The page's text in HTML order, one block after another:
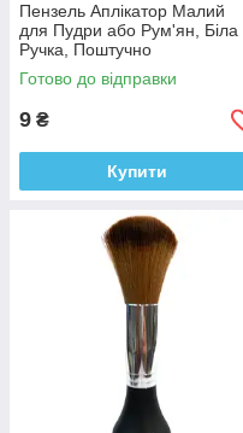
Пензель Аплікатор Малий
для Пудри або Рум'ян, Біла
Ручка, Поштучно
Готово до відправки
9 ₴
Купити